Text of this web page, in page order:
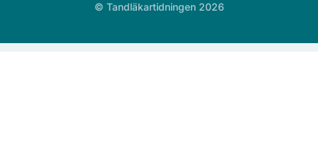
© Tandläkartidningen 2026